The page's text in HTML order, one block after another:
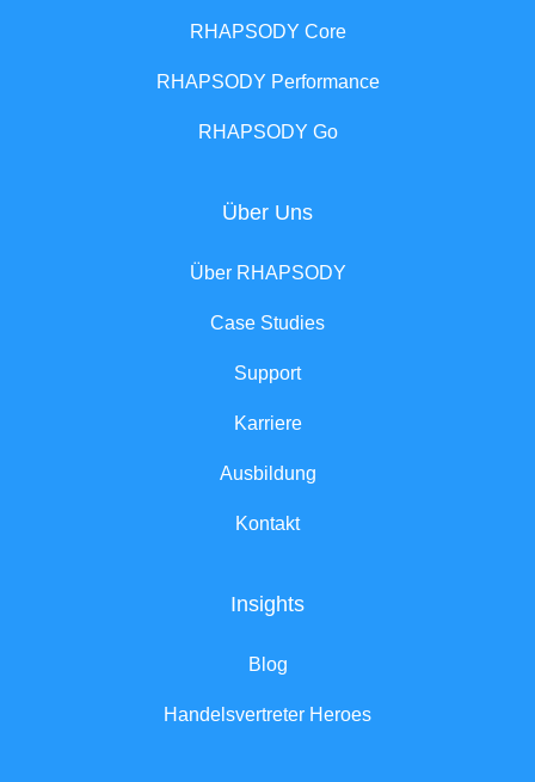
RHAPSODY Core
RHAPSODY Performance
RHAPSODY Go
Über Uns
Über RHAPSODY
Case Studies
Support
Karriere
Ausbildung
Kontakt
Insights
Blog
Handelsvertreter Heroes